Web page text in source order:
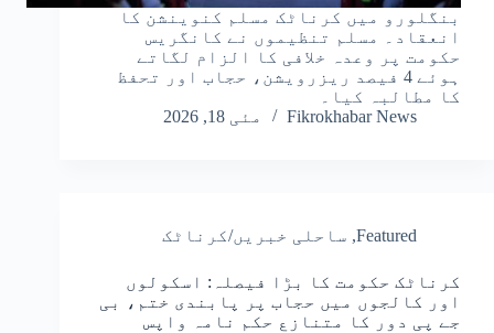
بنگلورو میں کرناٹک مسلم کنوینشن کا
انعقاد۔ مسلم تنظیموں نے کانگریس
حکومت پر وعدہ خلافی کا الزام لگاتے
ہوئے 4 فیصد ریزرویشن، حجاب اور تحفظ
کا مطالبہ کیا۔
Fikrokhabar News
مئی 18, 2026
Featured
, ساحلی خبریں/کرناٹک
کرناٹک حکومت کا بڑا فیصلہ: اسکولوں
اور کالجوں میں حجاب پر پابندی ختم، بی
جے پی دور کا متنازع حکم نامہ واپس